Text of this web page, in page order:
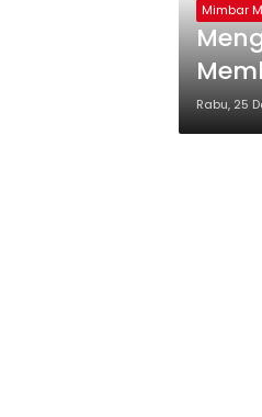
Mimbar
Rabu, 25